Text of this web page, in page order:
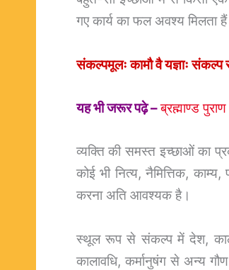
गए कार्य का फल अवश्य मिलता
संकल्पमूलः कामौ वै यज्ञाः संकल्प
यह भी जरूर पढ़े –ब्रह्माण्ड
व्यक्ति की समस्त इच्छाओं का
कोई भी नित्य, नैमित्तिक,
करना अति आवश्यक है।
स्थूल रूप से संकल्प में देश, काल,
कालावधि, कर्मानुषंग से अन्य